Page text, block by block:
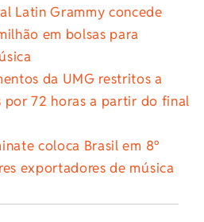
Latin Grammy concede
em bolsas para
da UMG restritos a
por 72 horas a partir do final
coloca Brasil em 8º
exportadores de música